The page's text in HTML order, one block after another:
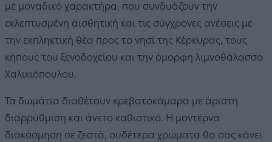
με μοναδικό χαρακτήρα, που συνδυάζουν την
εκλεπτυσμένη αισθητική και τις σύγχρονες ανέσεις με
την εκπληκτική θέα προς το νησί της Κέρκυρας, τους
κήπους του ξενοδοχείου και την όμορφη λιμνοθάλασσα
Χαλικιόπουλου.
Τα δωμάτια διαθέτουν κρεβατοκάμαρα με άριστη
διαρρύθμιση και άνετο καθιστικό. Η μοντέρνα
διακόσμηση σε ζεστά, ουδέτερα χρώματα θα σας κάνει